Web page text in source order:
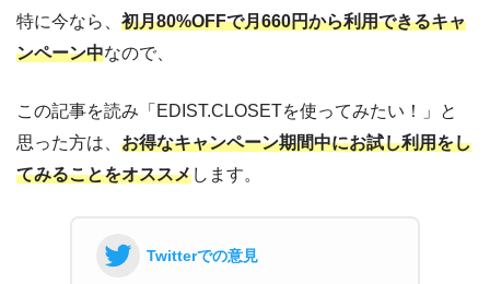
特に今なら、 初月80%OFFで月660円から利用できるキャ
ンペーン中なので、
この記事を読み「EDIST.CLOSETを使ってみたい！」と
思った方は、 お得なキャンペーン期間中にお試し利用をし
てみることをオススメします。
Twitterでの意見